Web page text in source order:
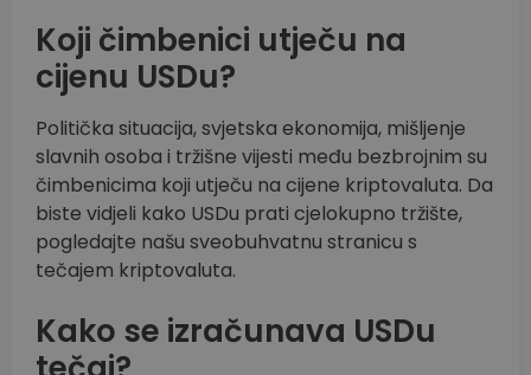
Koji čimbenici utječu na
cijenu USDu?
Politička situacija, svjetska ekonomija, mišljenje
slavnih osoba i tržišne vijesti među bezbrojnim su
čimbenicima koji utječu na cijene kriptovaluta. Da
biste vidjeli kako USDu prati cjelokupno tržište,
pogledajte našu sveobuhvatnu stranicu s
tečajem kriptovaluta.
Kako se izračunava USDu